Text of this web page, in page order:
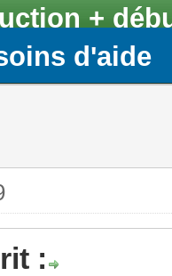
+
d'aide
: